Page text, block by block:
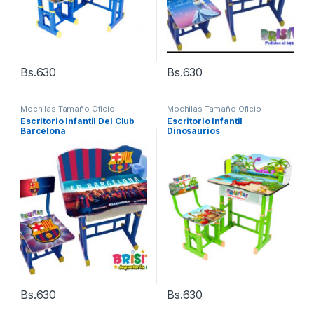
Bs.630 Bs.630
Mochilas Tamaño Oficio
Escritorio Infantil Del Club
Barcelona
Bs.630
Mochilas Tamaño Oficio
Escritorio Infantil
Dinosaurios
Bs.630